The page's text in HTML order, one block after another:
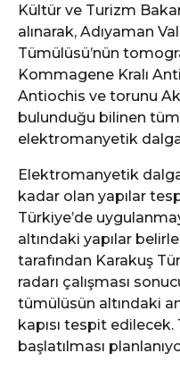
Kültür ve Turizm
alınarak, Adıyaman
Tümülüsü’nün
Kommagene Kralı
Antiochis ve torunu
bulunduğu bilinen
elektromanyetik
Elektromanyetik
kadar olan yapılar
Türkiye’de
altındaki yapılar
tarafından Karakuş
radarı çalışması
tümülüsün altındaki
kapısı tespit edilecek.
başlatılması